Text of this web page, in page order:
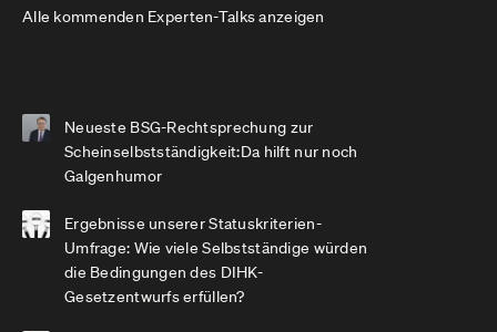
Alle kommenden Experten-Talks anzeigen
Neueste BSG-Rechtsprechung zur
Scheinselbstständigkeit:Da hilft nur noch
Galgenhumor
Ergebnisse unserer Statuskriterien-
Umfrage: Wie viele Selbstständige würden
die Bedingungen des DIHK-
Gesetzentwurfs erfüllen?